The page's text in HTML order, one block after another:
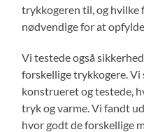
trykkogeren til, og
nødvendige for at
Vi testede også
forskellige trykkogere. Vi
konstrueret og testede,
tryk og varme. Vi fandt
hvor godt de forskellige